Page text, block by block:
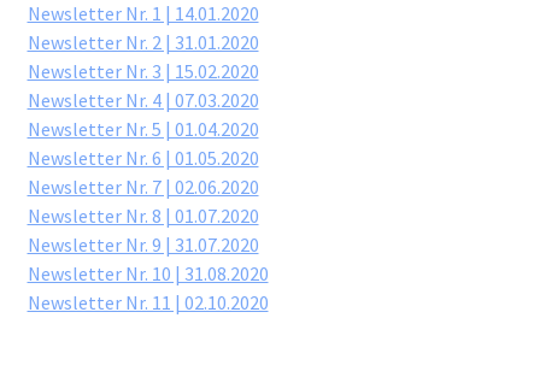
Newsletter Nr. 1 | 14.01.2020
Newsletter Nr. 2 | 31.01.2020
Newsletter Nr. 3 | 15.02.2020
Newsletter Nr. 4 | 07.03.2020
Newsletter Nr. 5 | 01.04.2020
Newsletter Nr. 6 | 01.05.2020
Newsletter Nr. 7 | 02.06.2020
Newsletter Nr. 8 | 01.07.2020
Newsletter Nr. 9 | 31.07.2020
Newsletter Nr. 10 | 31.08.2020
Newsletter Nr. 11 | 02.10.2020